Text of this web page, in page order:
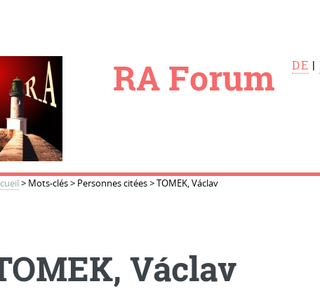
RA Forum DE |
> Mots-clés> Personnes citées>TOMEK, Václav
Václav